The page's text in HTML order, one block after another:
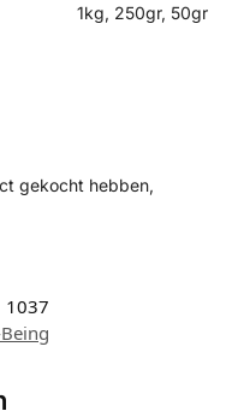
1kg, 250gr, 50gr
gekocht hebben,
1037